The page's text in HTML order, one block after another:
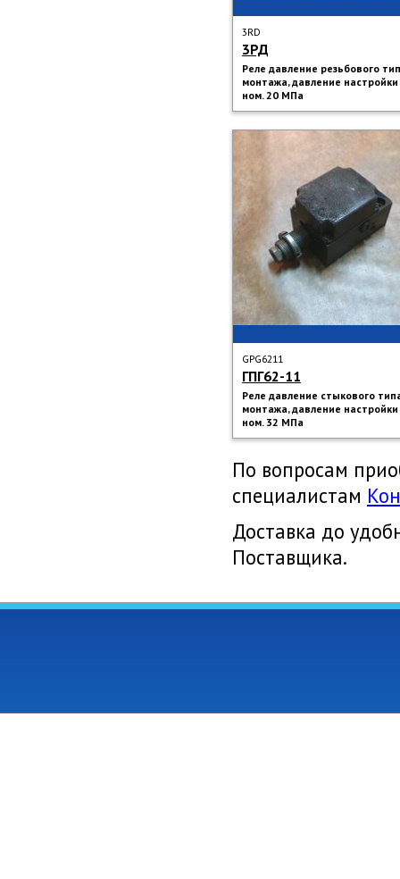
3RD
3РД
Реле давление резьбового
монтажа, давление настройки
ном. 20 МПа
GPG6211
ГПГ62-11
Реле давление стыкового
монтажа, давление настройки
ном. 32 МПа
По вопросам
специалистам
Доставка до
Поставщика.